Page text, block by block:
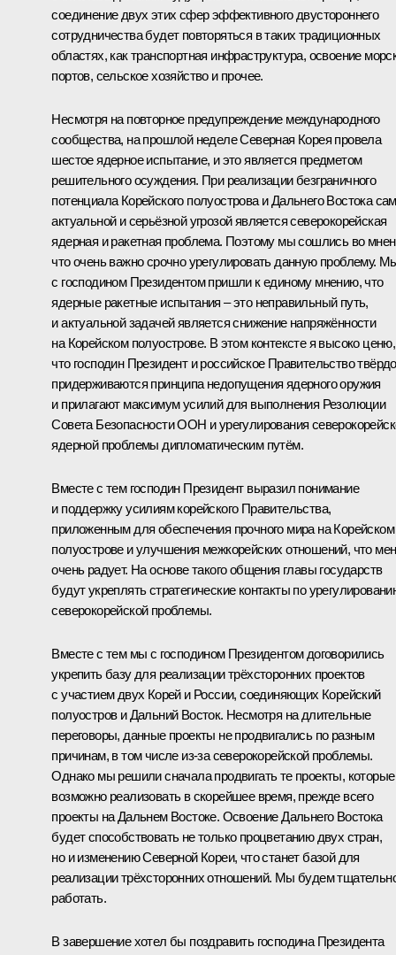
соединение двух этих сфер эффективного двустороннего
сотрудничества будет повторяться в таких традиционных
областях, как транспортная инфраструктура, освоение
портов, сельское хозяйство и прочее.
Несмотря на повторное предупреждение международного
сообщества, на прошлой неделе Северная Корея провела
шестое ядерное испытание, и это является предметом
решительного осуждения. При реализации безграничного
потенциала Корейского полуострова и Дальнего Востока
актуальной и серьёзной угрозой является северокорейская
ядерная и ракетная проблема. Поэтому мы сошлись во
что очень важно срочно урегулировать данную проблему.
с господином Президентом пришли к единому мнению, что
ядерные ракетные испытания – это неправильный путь,
и актуальной задачей является снижение напряжённости
на Корейском полуострове. В этом контексте я высоко ценю,
что господин Президент и российское Правительство твёрдо
придерживаются принципа недопущения ядерного оружия
и прилагают максимум усилий для выполнения Резолюции
Совета Безопасности ООН и урегулирования
ядерной проблемы дипломатическим путём.
Вместе с тем господин Президент выразил понимание
и поддержку усилиям корейского Правительства,
приложенным для обеспечения прочного мира на Корейском
полуострове и улучшения межкорейских отношений, что
очень радует. На основе такого общения главы государств
будут укреплять стратегические контакты по
северокорейской проблемы.
Вместе с тем мы с господином Президентом договорились
укрепить базу для реализации трёхсторонних проектов
с участием двух Корей и России, соединяющих Корейский
полуостров и Дальний Восток. Несмотря на длительные
переговоры, данные проекты не продвигались по разным
причинам, в том числе из-за северокорейской проблемы.
Однако мы решили сначала продвигать те проекты, которые
возможно реализовать в скорейшее время, прежде всего
проекты на Дальнем Востоке. Освоение Дальнего Востока
будет способствовать не только процветанию двух стран,
но и изменению Северной Кореи, что станет базой для
реализации трёхсторонних отношений. Мы будем
работать.
В завершение хотел бы поздравить господина Президента